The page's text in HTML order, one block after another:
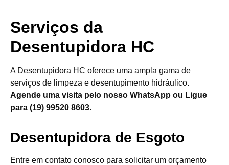
Serviços da
Desentupidora HC
A Desentupidora HC oferece uma ampla gama de
serviços de limpeza e desentupimento hidráulico.
Agende uma visita pelo nosso WhatsApp ou Ligue
para (19) 99520 8603.
Desentupidora de Esgoto
Entre em contato conosco para solicitar um orçamento